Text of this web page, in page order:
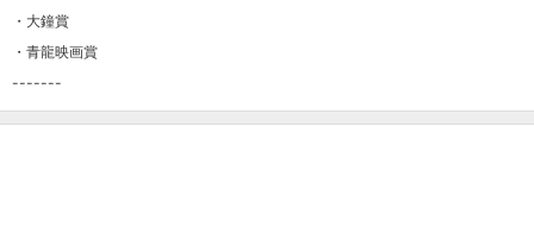
・大鐘賞
・青龍映画賞
-------